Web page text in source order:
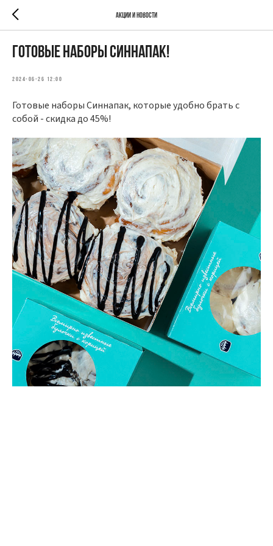
Акции и новости
Готовые наборы Синнапак!
2024-06-26 12:00
Готовые наборы Синнапак, которые удобно брать с
собой - скидка до 45%!